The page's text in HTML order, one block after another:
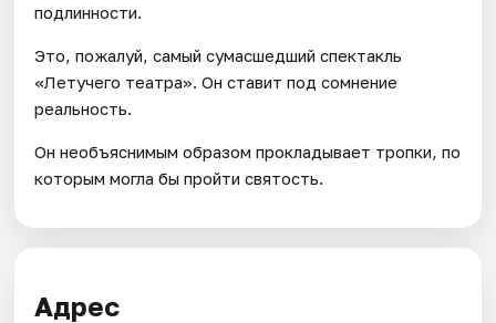
подлинности.
Это, пожалуй, самый сумасшедший спектакль
«Летучего театра». Он ставит под сомнение
реальность.
Он необъяснимым образом прокладывает тропки, по
которым могла бы пройти святость.
Адрес